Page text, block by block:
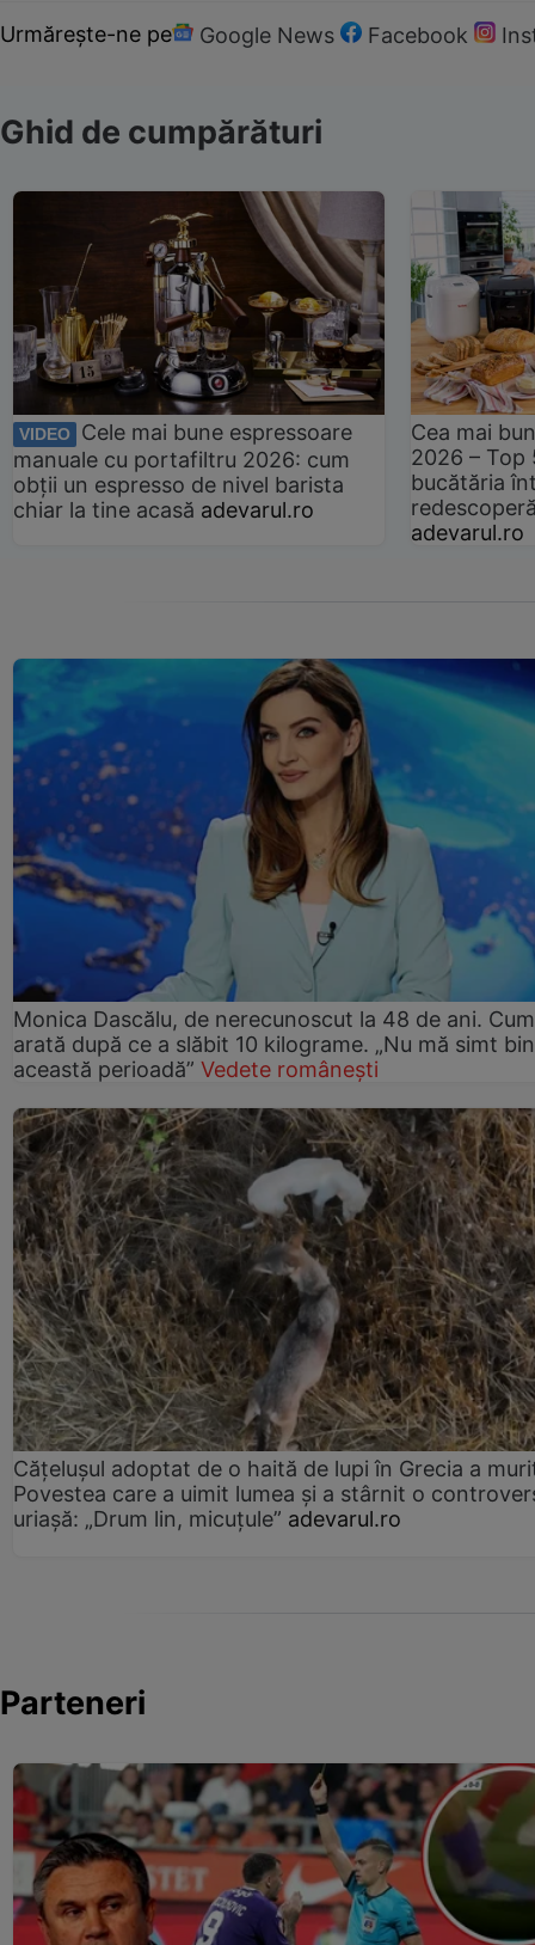
Urmărește-ne pe Google News Facebook
Ghid de cumpărături
VIDEO
Cele mai bune espressoare
manuale cu portafiltru 2026: cum
obții un espresso de nivel barista
chiar la tine acasă adevarul.ro
Cea mai
2026 –
bucătăria
adevarul.ro
Monica Dascălu, de nerecunoscut la 48 de ani. Cum
arată după ce a slăbit 10 kilograme. „Nu mă simt
această perioadă” Vedete românești
Cățelușul adoptat de o haită de lupi în Grecia a
Povestea care a uimit lumea și a stârnit o
uriașă: „Drum lin, micuțule” adevarul.ro
Parteneri